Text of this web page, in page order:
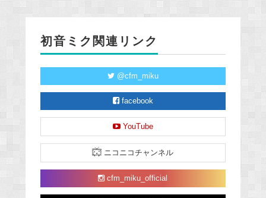
初音ミク関連リンク
@cfm_miku
facebook
YouTube
ニコニコチャンネル
cfm_miku_official